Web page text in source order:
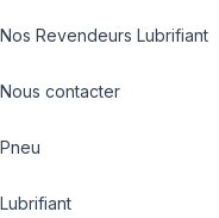
Nos Revendeurs Lubrifiant
Nous contacter
Pneu
Lubrifiant